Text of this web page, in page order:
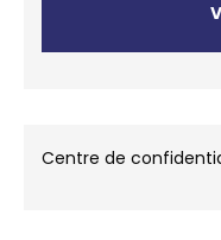
Centre de